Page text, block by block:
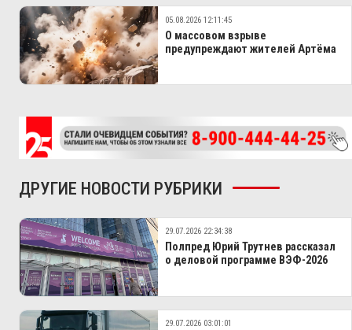
05.08.2026 12:11:45
О массовом взрыве
предупреждают жителей Артёма
ДРУГИЕ НОВОСТИ РУБРИКИ
29.07.2026 22:34:38
Полпред Юрий Трутнев рассказал
о деловой программе ВЭФ-2026
29.07.2026 03:01:01